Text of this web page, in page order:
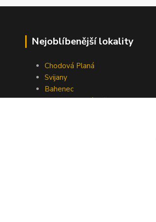
Nejoblíbenější lokality
Chodová Planá
Svijany
Bahenec
Praha 1 - Nový svět